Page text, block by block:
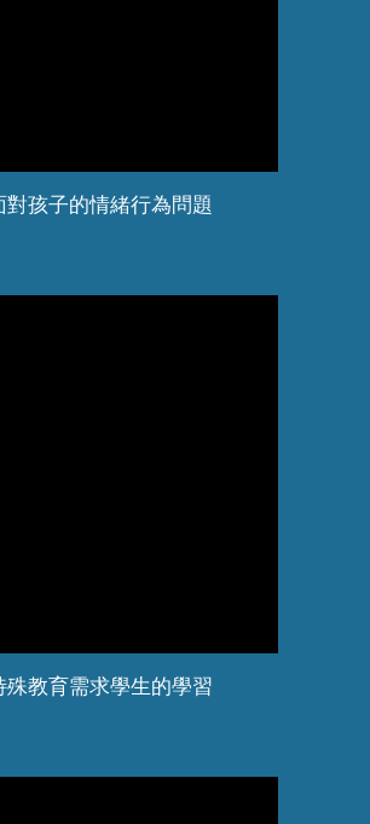
對孩子的情緒行為問題
殊教育需求學生的學習